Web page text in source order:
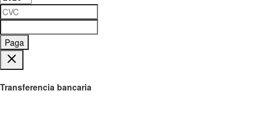
Paga
Transferencia bancaria